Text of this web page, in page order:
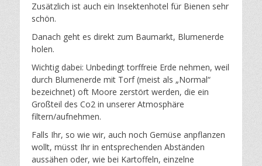
Zusätzlich ist auch ein Insektenhotel für Bienen sehr
schön.
Danach geht es direkt zum Baumarkt, Blumenerde
holen.
Wichtig dabei: Unbedingt torffreie Erde nehmen, weil
durch Blumenerde mit Torf (meist als „Normal“
bezeichnet) oft Moore zerstört werden, die ein
Großteil des Co2 in unserer Atmosphäre
filtern/aufnehmen.
Falls Ihr, so wie wir, auch noch Gemüse anpflanzen
wollt, müsst Ihr in entsprechenden Abständen
aussähen oder, wie bei Kartoffeln, einzelne